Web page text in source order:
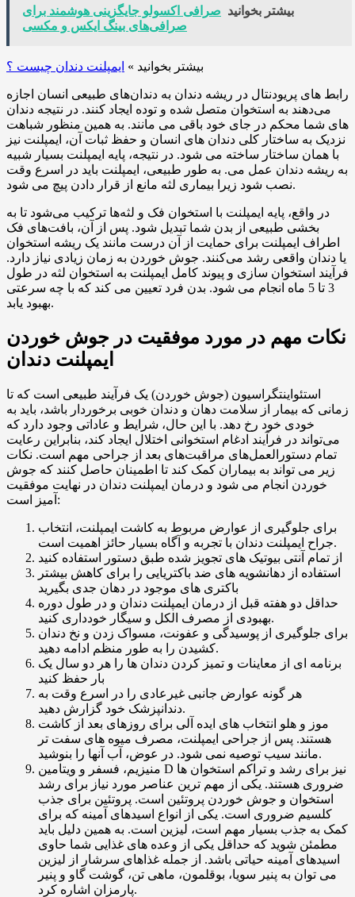
بیشتر بخوانید صرافی اکسولو جایگزینی هوشمند برای
صرافی‌های بینگ ایکس و مکسی
بیشتر بخوانید » ایمپلنت دندان چیست ؟
رابط های پریودنتال در ریشه دندان به دندان‌های طبیعی انسان اجازه
می‌دهند به استخوان متصل شده و توده ایجاد کنند. در نتیجه دندان
های شما محکم در جای خود باقی می مانند. به همین منظور شباهت
نزدیک به ساختار کلی دندان های انسان و حفظ ثبات آن، ایمپلنت نیز
با همان ساختار ساخته می شود. در نتیجه، پایه ایمپلنت بسیار شبیه
به ریشه دندان عمل می. به طور طبیعی، ایمپلنت باید در اسرع وقت
نصب شود زیرا بیماری لثه مانع از قرار دادن پیچ می شود.
در واقع، پایه ایمپلنت با استخوان فک و لثه‌ها ترکیب می‌شود تا به
بخشی طبیعی از بدن شما تبدیل شود. پس از آن، بافت‌های فک
اطراف ایمپلنت برای حمایت از آن درست مانند یک ریشه استخوان
یا دندان واقعی رشد می‌کنند. جوش خوردن به زمان زیادی نیاز دارد.
فرآیند استخوان سازی و پیوند کامل ایمپلنت به استخوان لثه در طول
3 تا 5 ماه انجام می شود. بدن فرد تعیین می کند که با چه سرعتی
بهبود یابد.
نکات مهم در مورد موفقیت در جوش خوردن
ایمپلنت دندان
استئواینتگراسیون (جوش خوردن) یک فرآیند طبیعی است که تا
زمانی که بیمار از سلامت دهان و دندان خوبی برخوردار باشد، باید به
خودی خود رخ دهد. با این حال، شرایط و عاداتی وجود دارد که
می‌تواند در فرآیند ادغام استخوانی اختلال ایجاد کند، بنابراین رعایت
تمام دستورالعمل‌های مراقبت‌های بعد از جراحی مهم است. نکات
زیر می تواند به بیماران کمک کند تا اطمینان حاصل کنند که جوش
خوردن انجام می شود و درمان ایمپلنت دندان در نهایت موفقیت
آمیز است:
برای جلوگیری از عوارض مربوط به کاشت ایمپلنت، انتخاب
جراح ایمپلنت دندان با تجربه و آگاه بسیار حائز اهمیت است.
از تمام آنتی بیوتیک های تجویز شده طبق دستور استفاده کنید
استفاده از دهانشویه های ضد باکتریایی را برای کاهش بیشتر
باکتری های موجود در دهان جدی بگیرید
حداقل دو هفته قبل از درمان ایمپلنت دندان و در طول دوره
بهبودی از مصرف الکل و سیگار خودداری کنید.
برای جلوگیری از پوسیدگی و عفونت، مسواک زدن و نخ دندان
کشیدن را به طور منظم ادامه دهید.
برنامه ای از معاینات و تمیز کردن دندان ها را هر دو سال یک
بار حفظ کنید
هر گونه عوارض جانبی غیرعادی را در اسرع وقت به
دندانپزشک خود گزارش دهید.
موز و هلو انتخاب های ایده آلی برای روزهای بعد از کاشت
هستند. پس از جراحی ایمپلنت، مصرف میوه های سفت تر
مانند سیب توصیه نمی شود. در عوض، آب آنها را بنوشید.
منیزیم، فسفر و ویتامین D نیز برای رشد و تراکم استخوان ها
ضروری هستند. یکی از مهم ترین عناصر مورد نیاز برای رشد
استخوان و جوش خوردن پروتئین است. پروتئین برای جذب
کلسیم ضروری است. یکی از انواع اسیدهای آمینه که برای
کمک به جذب بسیار مهم است، لیزین است. به همین دلیل باید
مطمئن شوید که حداقل یکی از وعده های غذایی شما حاوی
اسیدهای آمینه حیاتی باشد. از جمله غذاهای سرشار از لیزین
می توان به پنیر سویا، بوقلمون، ماهی تن، گوشت گاو و پنیر
پارمزان اشاره کرد.